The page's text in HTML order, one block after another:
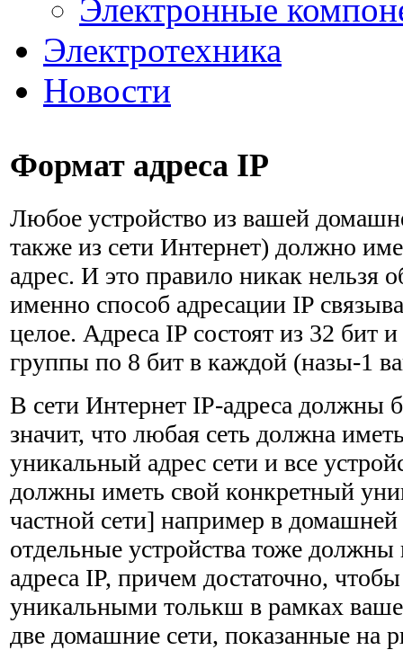
Электронные
Электротехника
Новости
Формат адреса IP
Любое устройство из вашей
также из сети Интернет) должно
адрес. И это правило никак нельзя
именно способ адресации IP
целое. Адреса IP состоят из 32 бит
группы по 8 бит в каждой (назы-1
В сети Интернет IP-адреса должны
значит, что любая сеть должна
уникальный адрес сети и все
должны иметь свой конкретный
частной сети] например в домашней
отдельные устройства тоже
адреса IP, причем достаточно,
уникальными толькш в рамках
две домашние сети, показанные на